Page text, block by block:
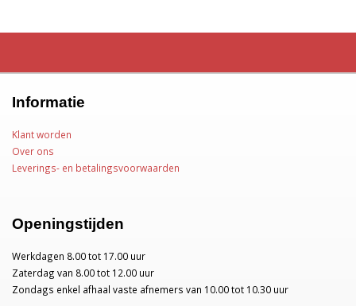
Informatie
Klant worden
Over ons
Leverings- en betalingsvoorwaarden
Openingstijden
Werkdagen 8.00 tot 17.00 uur
Zaterdag van 8.00 tot 12.00 uur
Zondags enkel afhaal vaste afnemers van 10.00 tot 10.30 uur